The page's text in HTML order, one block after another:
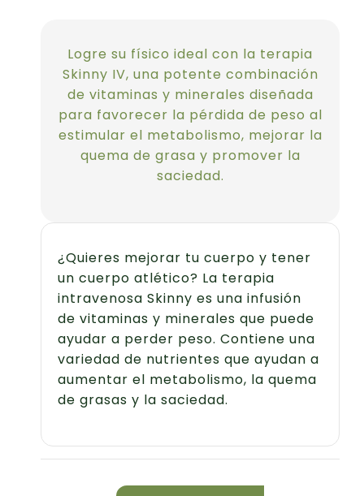
Logre su físico ideal con la terapia
Skinny IV, una potente combinación
de vitaminas y minerales diseñada
para favorecer la pérdida de peso al
estimular el metabolismo, mejorar la
quema de grasa y promover la
saciedad.
¿Quieres mejorar tu cuerpo y tener
un cuerpo atlético? La terapia
intravenosa Skinny es una infusión
de vitaminas y minerales que puede
ayudar a perder peso. Contiene una
variedad de nutrientes que ayudan a
aumentar el metabolismo, la quema
de grasas y la saciedad.